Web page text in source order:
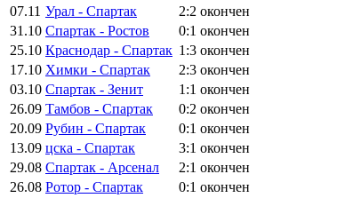
07.11 Урал - Спартак 2:2 окончен
31.10 Спартак - Ростов 0:1 окончен
25.10 Краснодар - Спартак 1:3 окончен
17.10 Химки - Спартак 2:3 окончен
03.10 Спартак - Зенит 1:1 окончен
26.09 Тамбов - Спартак 0:2 окончен
20.09 Рубин - Спартак 0:1 окончен
13.09 цска - Спартак 3:1 окончен
29.08 Спартак - Арсенал 2:1 окончен
26.08 Ротор - Спартак 0:1 окончен